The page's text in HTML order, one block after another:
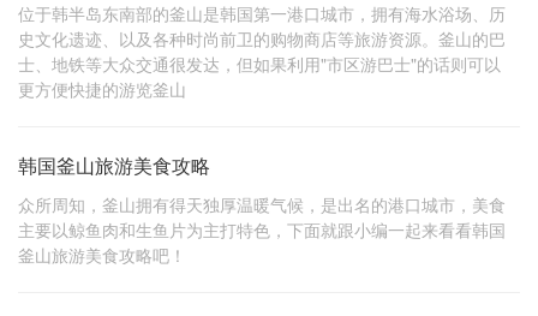
位于韩半岛东南部的釜山是韩国第一港口城市，拥有海水浴场、历
史文化遗迹、以及各种时尚前卫的购物商店等旅游资源。釜山的巴
士、地铁等大众交通很发达，但如果利用"市区游巴士"的话则可以
更方便快捷的游览釜山
韩国釜山旅游美食攻略
众所周知，釜山拥有得天独厚温暖气候，是出名的港口城市，美食
主要以鲸鱼肉和生鱼片为主打特色，下面就跟小编一起来看看韩国
釜山旅游美食攻略吧！